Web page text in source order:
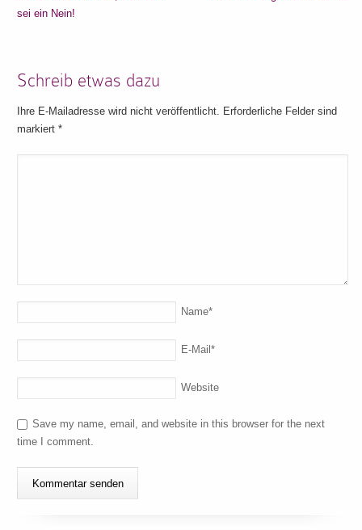
sei ein Nein!
Schreib etwas dazu
Ihre E-Mailadresse wird nicht veröffentlicht. Erforderliche Felder sind
markiert*
Name*
E-Mail*
Website
Save my name, email, and website in this browser for the next
time I comment.